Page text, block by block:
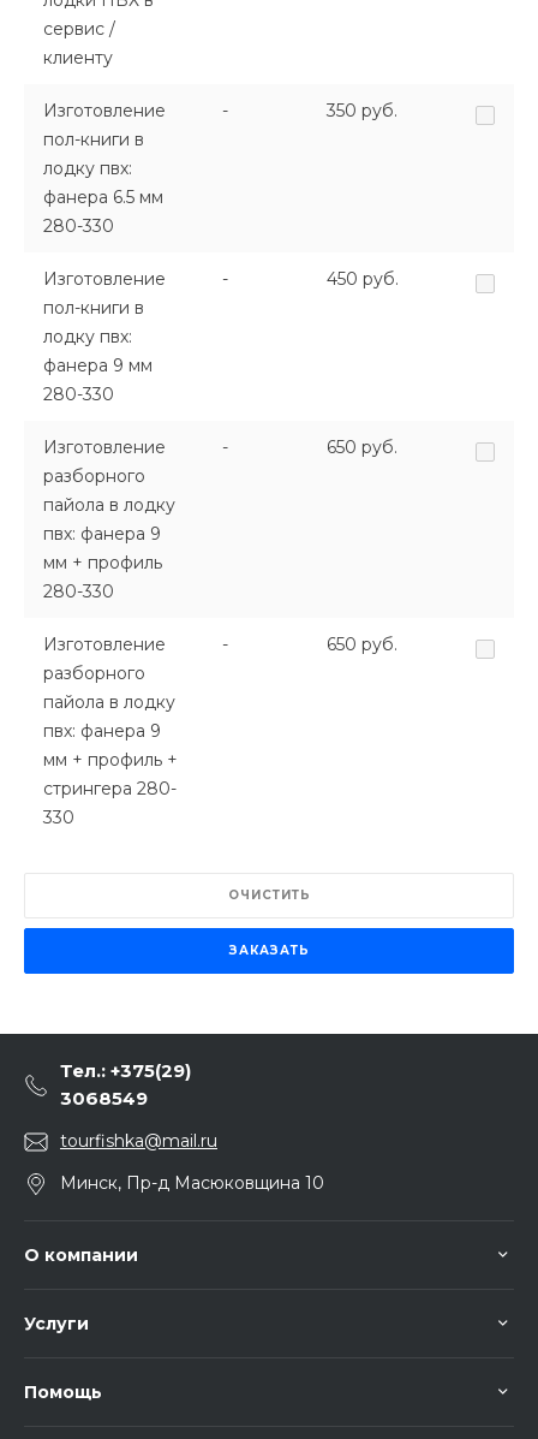
сервис /
клиенту
Изготовление
пол-книги в
лодку пвх:
фанера 6.5 мм
280-330
- 350 руб.
Изготовление
пол-книги в
лодку пвх:
фанера 9 мм
280-330
- 450 руб.
Изготовление
разборного
пайола в лодку
пвх: фанера 9
мм + профиль
280-330
- 650 руб.
Изготовление
разборного
пайола в лодку
пвх: фанера 9
мм + профиль +
стрингера 280-
330
- 650 руб.
ОЧИСТИТЬ
ЗАКАЗАТЬ
Тел.: +375(29)
3068549
tourfishka@mail.ru
Минск, Пр-д Масюковщина 10
О компании
Услуги
Помощь